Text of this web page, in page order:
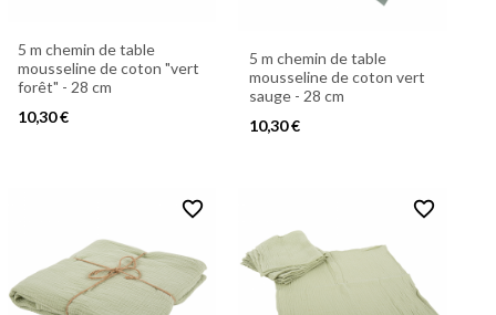
5 m chemin de table
mousseline de coton "vert
forêt" - 28 cm
10,30 €
5 m chemin de table
mousseline de coton vert
sauge - 28 cm
10,30 €
favorite_border favorite_border